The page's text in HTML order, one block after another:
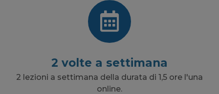
2 volte a settimana
2 lezioni a settimana della durata di 1,5 ore l'una
online.